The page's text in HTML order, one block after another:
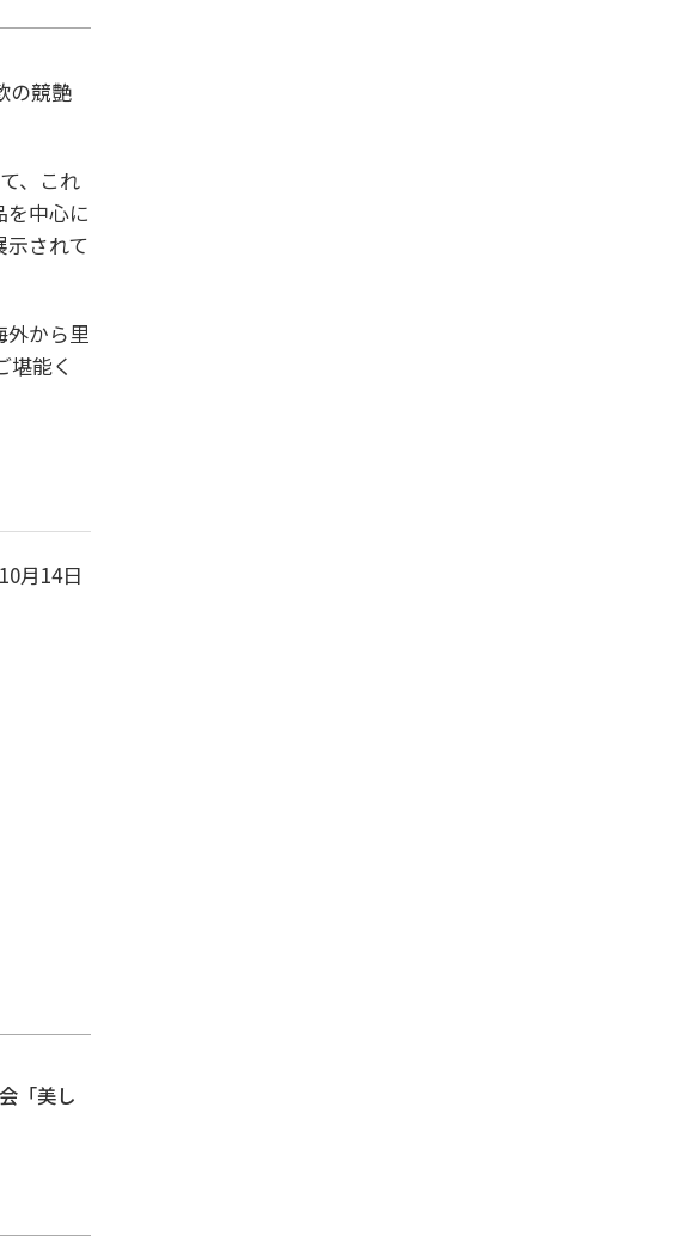
の競艶
、これ
中心に
されて
から里
堪能く
月14日
「美し